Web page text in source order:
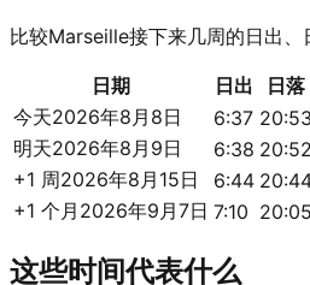
比较Marseille接下来几周的日出、
日期 日出 日落
今天2026年8月8日 6:37 20:53
明天2026年8月9日 6:38 20:52
+1 周2026年8月15日 6:44
+1 个月 2026年9月7日 7:10 20:05
这些时间代表什么